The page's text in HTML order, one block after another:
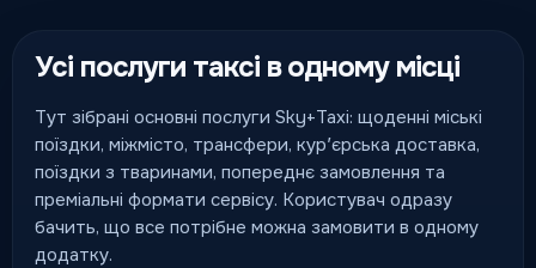
Усі послуги таксі в одному місці
Тут зібрані основні послуги Sky+Taxi: щоденні міські
поїздки, міжмісто, трансфери, курʼєрська доставка,
поїздки з тваринами, попереднє замовлення та
преміальні формати сервісу. Користувач одразу
бачить, що все потрібне можна замовити в одному
додатку.